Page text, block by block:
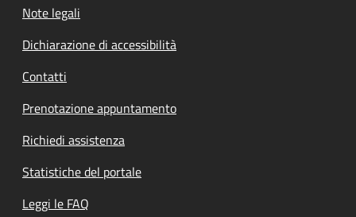
Note legali
Dichiarazione di accessibilità
Contatti
Prenotazione appuntamento
Richiedi assistenza
Statistiche del portale
Leggi le FAQ